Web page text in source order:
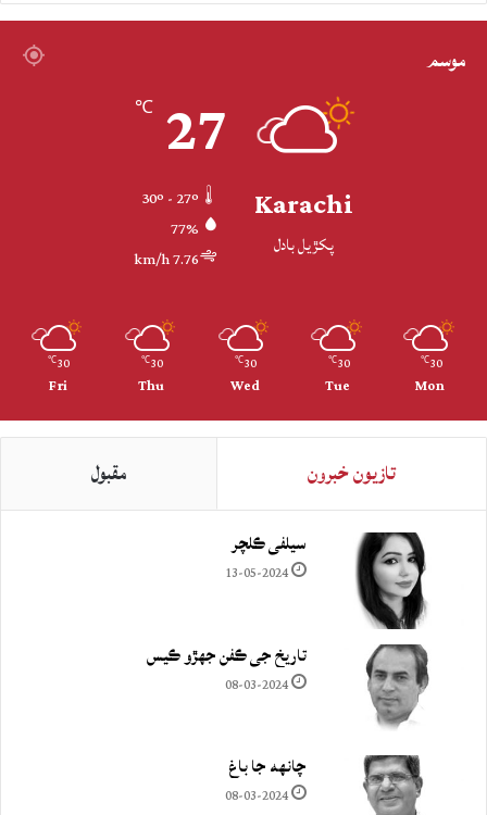
موسم
Karachi
پکڙيل بادل
27
℃
77%
7.76 km/h
30
℃
Mon
30
℃
Tue
30
℃
Wed
30
℃
Thu
30
℃
Fri
تازيون خبرون مقبول
سيلفي ڪلچر
13-05-2024
تاريخ جي ڪفن جھڙو ڪيس
08-03-2024
چانهه جا باغ
08-03-2024